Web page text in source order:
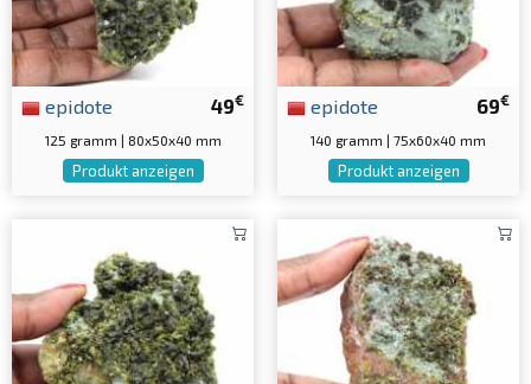
49€
epidote
125 gramm | 80x50x40 mm
Produkt anzeigen
69€
epidote
140 gramm | 75x60x40 mm
Produkt anzeigen